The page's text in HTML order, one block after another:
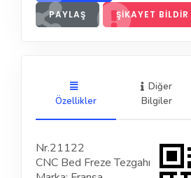
PAYLAŞ ŞIKAYET BILDIR
Özellikler
Diğer
Bilgiler
Nr.21122
CNC Bed Freze Tezgahı